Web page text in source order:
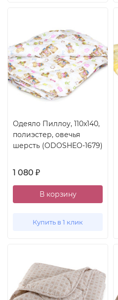
Одеяло Пиллоу, 110x140,
полиэстер, овечья
шерсть (ODOSHEO-1679)
1 080 ₽
В корзину
Купить в 1 клик